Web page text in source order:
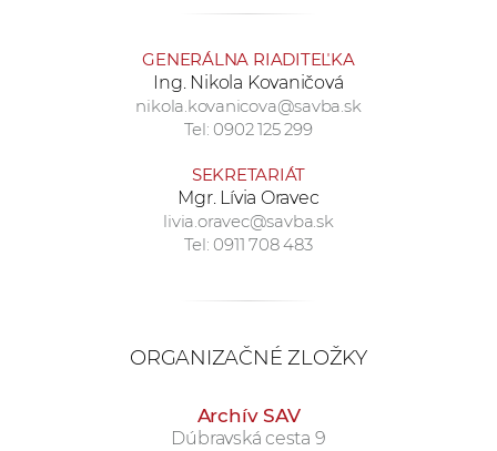
GENERÁLNA RIADITEĽKA
Ing. Nikola Kovaničová
nikola.kovanicova@savba.sk
Tel: 0902 125 299
SEKRETARIÁT
Mgr. Lívia Oravec
livia.oravec@savba.sk
Tel: 0911 708 483
ORGANIZAČNÉ ZLOŽKY
Archív SAV
Dúbravská cesta 9